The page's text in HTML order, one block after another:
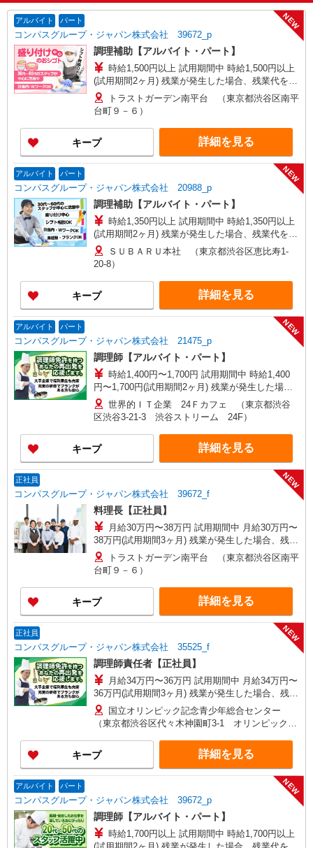
アルバイト パート
コンパスグループ・ジャパン株式会社 39672_p
NEW
調理補助【アルバイト・パート】
時給1,500円以上 試用期間中 時給1,500円以上
(試用期間2ヶ月) 残業が発生した場合、残業代を1
分単位で別途支給します。
トラストガーデン南平台 （東京都渋谷区南平
台町９－６）
キープ 詳細を見る
アルバイト パート
コンパスグループ・ジャパン株式会社 20988_p
NEW
調理補助【アルバイト・パート】
時給1,350円以上 試用期間中 時給1,350円以上
(試用期間2ヶ月) 残業が発生した場合、残業代を1
分単位で別途支給します。
ＳＵＢＡＲＵ本社 （東京都渋谷区恵比寿1-
20-8）
キープ 詳細を見る
アルバイト パート
コンパスグループ・ジャパン株式会社 21475_p
NEW
調理師【アルバイト・パート】
時給1,400円〜1,700円 試用期間中 時給1,400
円〜1,700円(試用期間2ヶ月) 残業が発生した場
合、残業代を1分単位で別途支給します。
世界的ＩＴ企業 24Ｆカフェ （東京都渋谷
区渋谷3-21-3 渋谷ストリーム 24F）
キープ 詳細を見る
正社員
コンパスグループ・ジャパン株式会社 39672_f
NEW
料理長【正社員】
月給30万円〜38万円 試用期間中 月給30万円〜
38万円(試用期間3ヶ月) 残業が発生した場合、残業
代を1分単位で別途支給します。 ▼理論年収（基
本給12ヵ月＋賞与） 4,200,000〜5,320,000円 ▼
想定年収（理論年収＋残業20H/月）
4,723,256〜5,982,791円 ※給与は経験や前職給与
に応じて決定します。
トラストガーデン南平台 （東京都渋谷区南平
台町９－６）
キープ 詳細を見る
正社員
コンパスグループ・ジャパン株式会社 35525_f
NEW
調理師責任者【正社員】
月給34万円〜36万円 試用期間中 月給34万円〜
36万円(試用期間3ヶ月) 残業が発生した場合、残業
代を1分単位で別途支給します。 ※給与は経験や
前職給与に応じて決定します。
国立オリンピック記念青少年総合センター
（東京都渋谷区代々木神園町3-1 オリンピック記
キープ 詳細を見る
アルバイト パート
コンパスグループ・ジャパン株式会社 39672_p
NEW
調理師【アルバイト・パート】
時給1,700円以上 試用期間中 時給1,700円以上